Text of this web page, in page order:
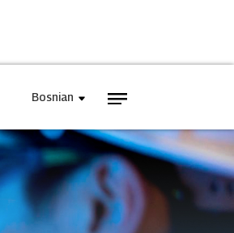
Bosnian
INJET Danas
Blogovi